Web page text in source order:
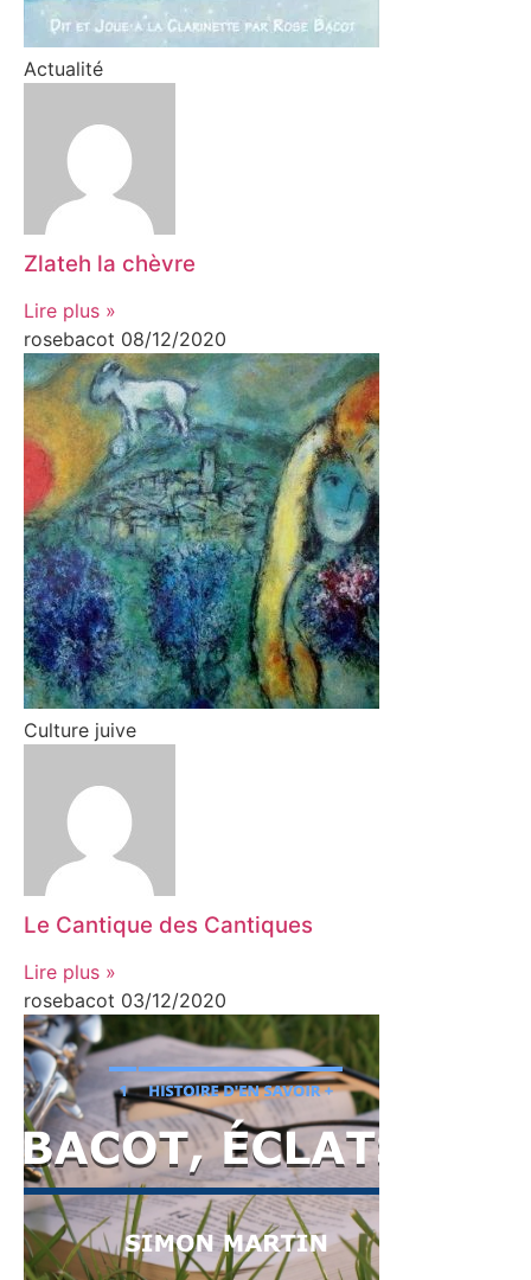
Actualité
Zlateh la chèvre
Lire plus »
rosebacot 08/12/2020
Culture juive
Le Cantique des Cantiques
Lire plus »
rosebacot 03/12/2020